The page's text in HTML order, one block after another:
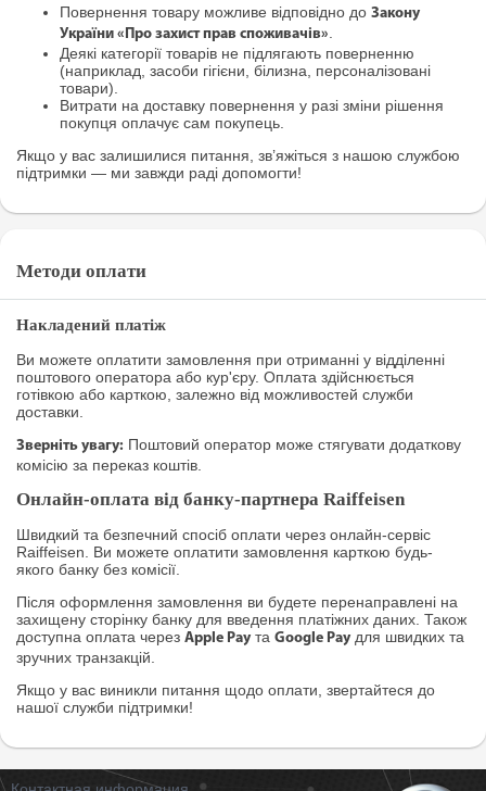
Повернення товару можливе відповідно до Закону
України «Про захист прав споживачів»
Деякі категорії товарів не підлягають поверненню
(наприклад, засоби гігієни, білизна, персоналізовані
товари).
Витрати на доставку повернення у разі зміни рішення
покупця оплачує сам покупець.
Якщо у вас залишилися питання, зв’яжіться з нашою службою
підтримки — ми завжди раді допомогти!
Методи оплати
Накладений платіж
Ви можете оплатити замовлення при отриманні у відділенні
поштового оператора або кур'єру. Оплата здійснюється
готівкою або карткою, залежно від можливостей служби
доставки.
Зверніть увагу: Поштовий оператор може стягувати додаткову
комісію за переказ коштів.
Онлайн-оплата від банку-партнера Raiffeisen
Швидкий та безпечний спосіб оплати через онлайн-сервіс
Raiffeisen. Ви можете оплатити замовлення карткою будь-
якого банку без комісії.
Після оформлення замовлення ви будете перенаправлені на
захищену сторінку банку для введення платіжних даних. Також
доступна оплата через Apple Pay та Google Pay для швидких та
зручних транзакцій.
Якщо у вас виникли питання щодо оплати, звертайтеся до
нашої служби підтримки!